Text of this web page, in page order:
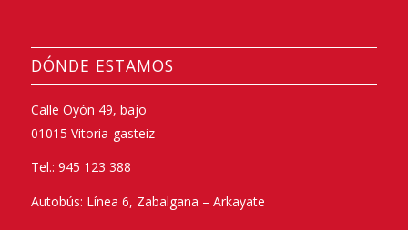
DÓNDE ESTAMOS
Calle Oyón 49, bajo
01015 Vitoria-gasteiz
Tel.: 945 123 388
Autobús: Línea 6, Zabalgana – Arkayate